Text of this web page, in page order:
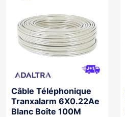
Câble Téléphonique
Tranxalarm 6X0.22Ae
Blanc Boîte 100M